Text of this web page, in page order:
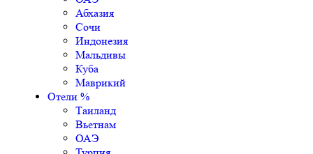
Абхазия
Сочи
Индонезия
Мальдивы
Куба
Маврикий
Отели %
Таиланд
Вьетнам
ОАЭ